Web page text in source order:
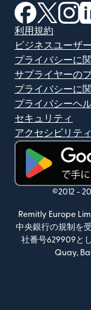
（別ウィン
（別ウ
（
利用規約
ビジネスユーザ
プライバシーに
サプライヤーの
プライバシーに
プライバシーヘ
セキュリティ
アクセシビリティ
（別ウィンドウ
©2012 -
Remitly Europe
中央銀行の規制を
社番号629909と
Quay,